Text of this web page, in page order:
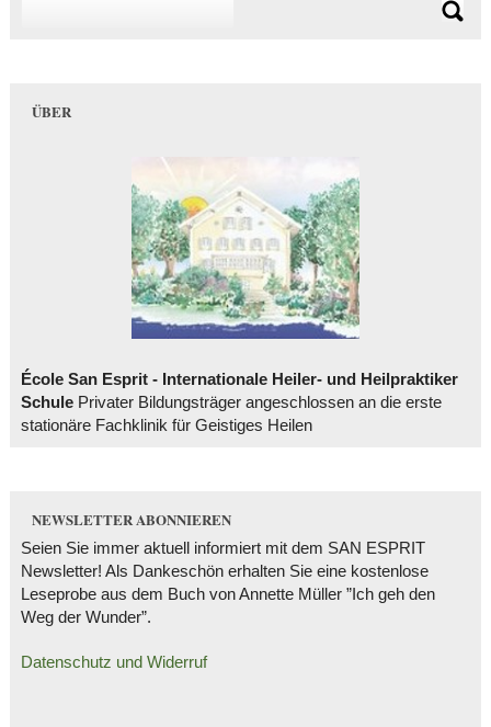
ÜBER
École San Esprit - Internationale Heiler- und Heilpraktiker
SchulePrivater Bildungsträger angeschlossen an die erste
stationäre Fachklinik für Geistiges Heilen
NEWSLETTER ABONNIEREN
Seien Sie immer aktuell informiert mit dem SAN ESPRIT
Newsletter! Als Dankeschön erhalten Sie eine kostenlose
Leseprobe aus dem Buch von Annette Müller ”Ich geh den
Weg der Wunder”.
Datenschutz und Widerruf